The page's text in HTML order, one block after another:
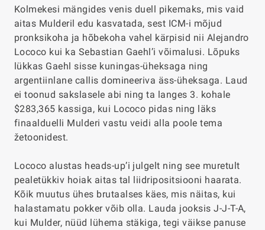
Kolmekesi mängides venis duell pikemaks, mis vaid
aitas Mulderil edu kasvatada, sest ICM-i mõjud
pronksikoha ja hõbekoha vahel kärpisid nii Alejandro
Lococo kui ka Sebastian Gaehl’i võimalusi. Lõpuks
lükkas Gaehl sisse kuningas-üheksaga ning
argentiinlane callis domineeriva äss-üheksaga. Laud
ei toonud sakslasele abi ning ta langes 3. kohale
$283,365 kassiga, kui Lococo pidas ning läks
finaalduelli Mulderi vastu veidi alla poole tema
žetoonidest.
Lococo alustas heads-up’i julgelt ning see muretult
pealetükkiv hoiak aitas tal liidripositsiooni haarata.
Kõik muutus ühes brutaalses käes, mis näitas, kui
halastamatu pokker võib olla. Lauda jooksis J-J-T-A,
kui Mulder, nüüd lühema stäkiga, tegi väikse panuse